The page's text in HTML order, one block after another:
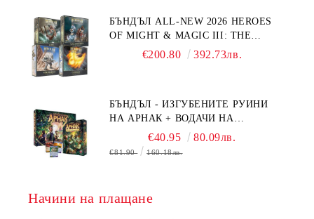
БЪНДЪЛ ALL-NEW 2026 HEROES
OF MIGHT & MAGIC III: THE
BOARD GAME EXPANSIONS -
€200.80 392.73лв.
БЪНДЪЛ - ИЗГУБЕНИТЕ РУИНИ
НА АРНАК + ВОДАЧИ НА
ЕКСПЕДИЦИИ + ПРОМО КАРТИ
БЕЗПЛАТНО
€40.95 80.09лв.
€81.90 160.18лв.
Начини на плащане